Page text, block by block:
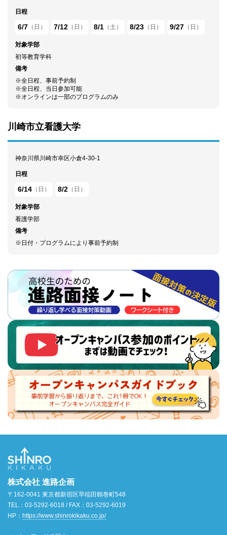
日程
6/7 （日） 7/12 （日） 8/1 （土） 8/23 （日） 9/27 （日）
対象学部
初等教育学科
備考
※全日程、事前予約制
※全日程、当日参加可能
※オンラインは一部のプログラムのみ
川崎市立看護大学
神奈川県川崎市幸区小倉4-30-1
日程
6/14 （日） 8/2 （日）
対象学部
看護学部
備考
※日付・プログラムにより事前予約制
株式会社 進路企画
〒162-0041 東京都新宿区早稲田鶴巻町548
TEL：03-5292-6018 / FAX：03-5292-6019
HP： https://www.shinrokikaku.co.jp/